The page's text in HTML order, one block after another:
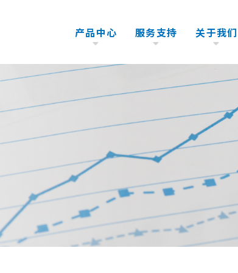
产品中心 服务支持 关于我们
保证，维护，关于EOS
公司发展历程